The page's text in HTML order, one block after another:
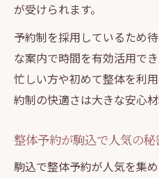
が受けられます。
予約制を採用しているため
な案内で時間を有効活用で
忙しい方や初めて整体を利
約制の快適さは大きな安心材
整体予約が駒込で人気の
駒込で整体予約が人気を集